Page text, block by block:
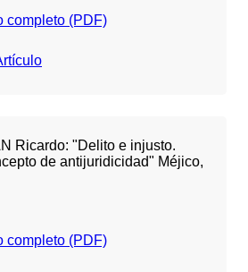
completo (PDF)
Ricardo: "Delito e injusto.
de antijuridicidad" Méjico,
completo (PDF)